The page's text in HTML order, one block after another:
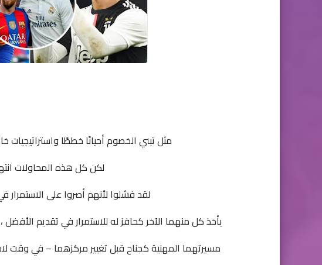
مثل تبني الخصوم أحيانًا خططًا واستراتيجيات
لكن كل هذه المحاولات
لقد فشلوا لأنهم أصروا على
يأخذ كل منهما الآخر كحافز له للاستمرار في تقديم
مسيرتهما المهنية كجناح قبل تغيير مركزهما – في وقت